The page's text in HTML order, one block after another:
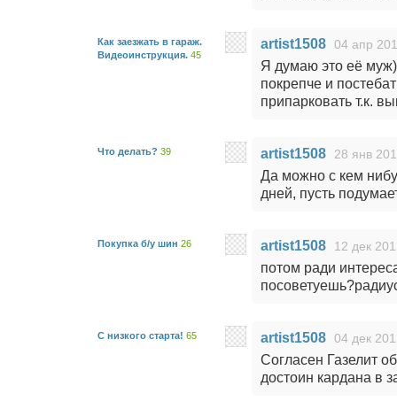
Как заезжать в гараж.
Видеоинструкция. 45
artist1508 04 апр
Я думаю это её
покрепче и
припарковать т.к.
Что делать? 39 artist1508 28 янв
Да можно с кем
дней, пусть
Покупка б/у шин 26 artist1508 12 дек
потом ради
С низкого старта! 65 artist1508 04 дек
Согласен Газелит
достоин кардана в